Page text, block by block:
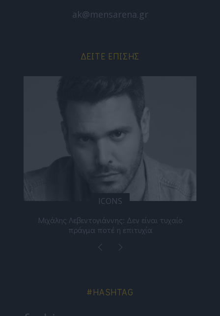
ak@mensarena.gr
ΔΕΊΤΕ ΕΠΊΣΗΣ
ICONS
Μιχάλης Λεβεντογιάννης: Δεν είναι τυχαίο
πράγμα ποτέ η επιτυχία
#HASHTAG